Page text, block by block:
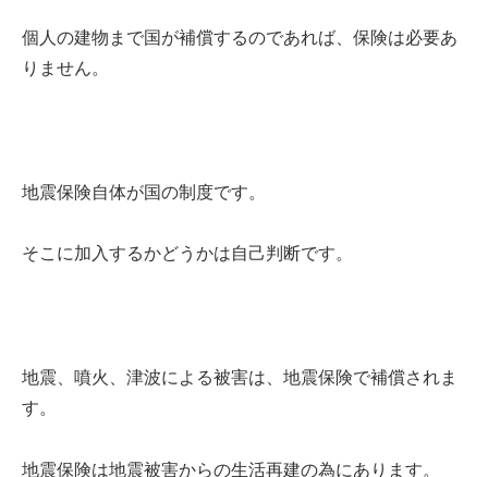
個人の建物まで国が補償するのであれば、保険は必要あ
りません。
地震保険自体が国の制度です。
そこに加入するかどうかは自己判断です。
地震、噴火、津波による被害は、地震保険で補償されま
す。
地震保険は地震被害からの生活再建の為にあります。